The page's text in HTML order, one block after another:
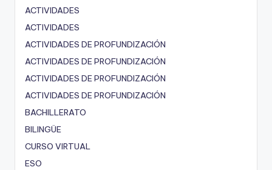
ACTIVIDADES
ACTIVIDADES
ACTIVIDADES DE PROFUNDIZACIÓN
ACTIVIDADES DE PROFUNDIZACIÓN
ACTIVIDADES DE PROFUNDIZACIÓN
ACTIVIDADES DE PROFUNDIZACIÓN
BACHILLERATO
BILINGÜE
CURSO VIRTUAL
ESO